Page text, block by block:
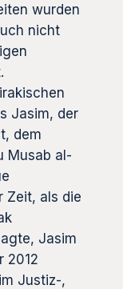
wurden
nicht
Jasim, der
dem
Musab al-
Zeit, als die
Jasim
2012
Justiz-,